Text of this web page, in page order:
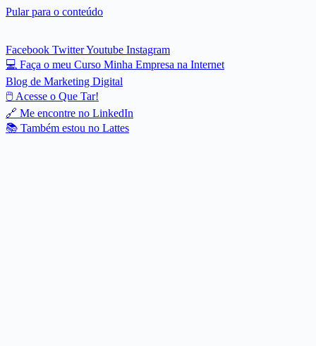
Pular para o conteúdo
Facebook TwitterYoutube Instagram
💻 Faça o meu Curso Minha Empresa na Internet
Blog de Marketing Digital
🖱 Acesse o Que Tar!
🔗 Me encontre no LinkedIn
📚 Também estou no Lattes